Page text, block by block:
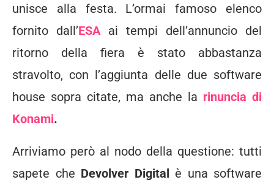
unisce alla festa. L’ormai famoso elenco
fornito dall’ESA ai tempi dell’annuncio del
ritorno della fiera è stato abbastanza
stravolto, con l’aggiunta delle due software
house sopra citate, ma anche la rinuncia di
Konami.
Arriviamo però al nodo della questione: tutti
sapete che Devolver Digital è una software